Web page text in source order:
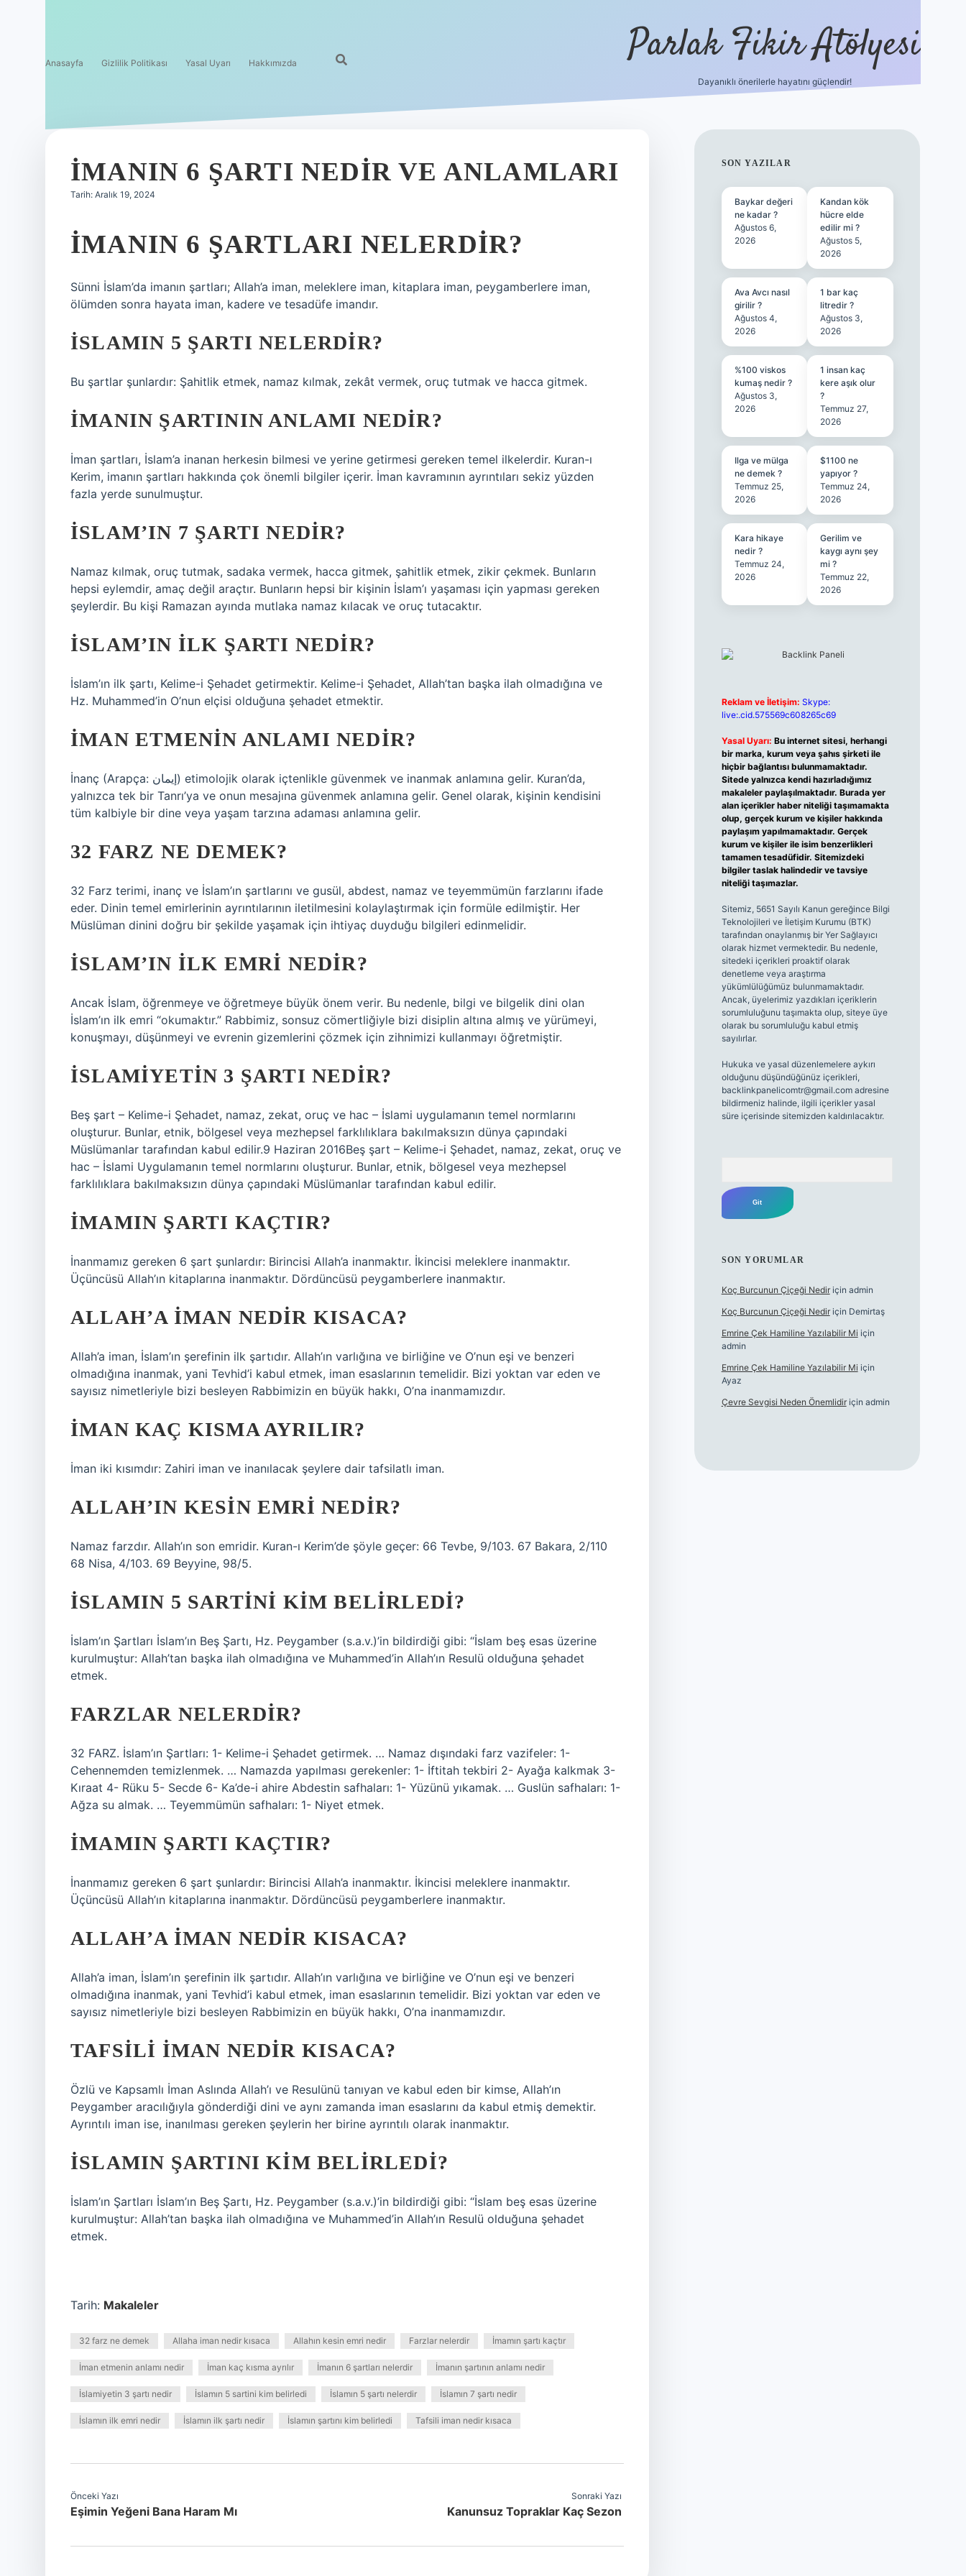
Anasayfa Gizlilik Politikası Yasal Uyarı Hakkımızda Parlak Fikir Atölyesi
Dayanıklı önerilerle hayatını güçlendir!
İMANIN 6 ŞARTI NEDIR VE ANLAMLARI
Tarih: Aralık 19, 2024
İMANIN 6 ŞARTLARI NELERDIR?
Sünni İslam’da imanın şartları; Allah’a iman, meleklere iman, kitaplara iman, peygamberlere iman,
ölümden sonra hayata iman, kadere ve tesadüfe imandır.
İSLAMIN 5 ŞARTI NELERDIR?
Bu şartlar şunlardır: Şahitlik etmek, namaz kılmak, zekât vermek, oruç tutmak ve hacca gitmek.
İMANIN ŞARTININ ANLAMI NEDIR?
İman şartları, İslam’a inanan herkesin bilmesi ve yerine getirmesi gereken temel ilkelerdir. Kuran-ı
Kerim, imanın şartları hakkında çok önemli bilgiler içerir. İman kavramının ayrıntıları sekiz yüzden
fazla yerde sunulmuştur.
İSLAM’IN 7 ŞARTI NEDIR?
Namaz kılmak, oruç tutmak, sadaka vermek, hacca gitmek, şahitlik etmek, zikir çekmek. Bunların
hepsi eylemdir, amaç değil araçtır. Bunların hepsi bir kişinin İslam’ı yaşaması için yapması gereken
şeylerdir. Bu kişi Ramazan ayında mutlaka namaz kılacak ve oruç tutacaktır.
İSLAM’IN ILK ŞARTI NEDIR?
İslam’ın ilk şartı, Kelime-i Şehadet getirmektir. Kelime-i Şehadet, Allah’tan başka ilah olmadığına ve
Hz. Muhammed’in O’nun elçisi olduğuna şehadet etmektir.
İMAN ETMENIN ANLAMI NEDIR?
İnanç (Arapça: إيمان) etimolojik olarak içtenlikle güvenmek ve inanmak anlamına gelir. Kuran’da,
yalnızca tek bir Tanrı’ya ve onun mesajına güvenmek anlamına gelir. Genel olarak, kişinin kendisini
tüm kalbiyle bir dine veya yaşam tarzına adaması anlamına gelir.
32 FARZ NE DEMEK?
32 Farz terimi, inanç ve İslam’ın şartlarını ve gusül, abdest, namaz ve teyemmümün farzlarını ifade
eder. Dinin temel emirlerinin ayrıntılarının iletilmesini kolaylaştırmak için formüle edilmiştir. Her
Müslüman dinini doğru bir şekilde yaşamak için ihtiyaç duyduğu bilgileri edinmelidir.
İSLAM’IN ILK EMRI NEDIR?
Ancak İslam, öğrenmeye ve öğretmeye büyük önem verir. Bu nedenle, bilgi ve bilgelik dini olan
İslam’ın ilk emri “okumaktır.” Rabbimiz, sonsuz cömertliğiyle bizi disiplin altına almış ve yürümeyi,
konuşmayı, düşünmeyi ve evrenin gizemlerini çözmek için zihnimizi kullanmayı öğretmiştir.
İSLAMIYETIN 3 ŞARTI NEDIR?
Beş şart – Kelime-i Şehadet, namaz, zekat, oruç ve hac – İslami uygulamanın temel normlarını
oluşturur. Bunlar, etnik, bölgesel veya mezhepsel farklılıklara bakılmaksızın dünya çapındaki
Müslümanlar tarafından kabul edilir.9 Haziran 2016Beş şart – Kelime-i Şehadet, namaz, zekat, oruç ve
hac – İslami Uygulamanın temel normlarını oluşturur. Bunlar, etnik, bölgesel veya mezhepsel
farklılıklara bakılmaksızın dünya çapındaki Müslümanlar tarafından kabul edilir.
İMAMIN ŞARTI KAÇTIR?
İnanmamız gereken 6 şart şunlardır: Birincisi Allah’a inanmaktır. İkincisi meleklere inanmaktır.
Üçüncüsü Allah’ın kitaplarına inanmaktır. Dördüncüsü peygamberlere inanmaktır.
ALLAH’A IMAN NEDIR KISACA?
Allah’a iman, İslam’ın şerefinin ilk şartıdır. Allah’ın varlığına ve birliğine ve O’nun eşi ve benzeri
olmadığına inanmak, yani Tevhid’i kabul etmek, iman esaslarının temelidir. Bizi yoktan var eden ve
sayısız nimetleriyle bizi besleyen Rabbimizin en büyük hakkı, O’na inanmamızdır.
İMAN KAÇ KISMA AYRILIR?
İman iki kısımdır: Zahiri iman ve inanılacak şeylere dair tafsilatlı iman.
ALLAH’IN KESIN EMRI NEDIR?
Namaz farzdır. Allah’ın son emridir. Kuran-ı Kerim’de şöyle geçer: 66 Tevbe, 9/103. 67 Bakara, 2/110
68 Nisa, 4/103. 69 Beyyine, 98/5.
İSLAMIN 5 SARTINI KIM BELIRLEDI?
İslam’ın Şartları İslam’ın Beş Şartı, Hz. Peygamber (s.a.v.)’in bildirdiği gibi: “İslam beş esas üzerine
kurulmuştur: Allah’tan başka ilah olmadığına ve Muhammed’in Allah’ın Resulü olduğuna şehadet
etmek.
FARZLAR NELERDIR?
32 FARZ. İslam’ın Şartları: 1- Kelime-i Şehadet getirmek. … Namaz dışındaki farz vazifeler: 1-
Cehennemden temizlenmek. … Namazda yapılması gerekenler: 1- İftitah tekbiri 2- Ayağa kalkmak 3-
Kıraat 4- Rüku 5- Secde 6- Ka’de-i ahire Abdestin safhaları: 1- Yüzünü yıkamak. … Guslün safhaları: 1-
Ağza su almak. … Teyemmümün safhaları: 1- Niyet etmek.
İMAMIN ŞARTI KAÇTIR?
İnanmamız gereken 6 şart şunlardır: Birincisi Allah’a inanmaktır. İkincisi meleklere inanmaktır.
Üçüncüsü Allah’ın kitaplarına inanmaktır. Dördüncüsü peygamberlere inanmaktır.
ALLAH’A IMAN NEDIR KISACA?
Allah’a iman, İslam’ın şerefinin ilk şartıdır. Allah’ın varlığına ve birliğine ve O’nun eşi ve benzeri
olmadığına inanmak, yani Tevhid’i kabul etmek, iman esaslarının temelidir. Bizi yoktan var eden ve
sayısız nimetleriyle bizi besleyen Rabbimizin en büyük hakkı, O’na inanmamızdır.
TAFSILI IMAN NEDIR KISACA?
Özlü ve Kapsamlı İman Aslında Allah’ı ve Resulünü tanıyan ve kabul eden bir kimse, Allah’ın
Peygamber aracılığıyla gönderdiği dini ve aynı zamanda iman esaslarını da kabul etmiş demektir.
Ayrıntılı iman ise, inanılması gereken şeylerin her birine ayrıntılı olarak inanmaktır.
İSLAMIN ŞARTINI KIM BELIRLEDI?
İslam’ın Şartları İslam’ın Beş Şartı, Hz. Peygamber (s.a.v.)’in bildirdiği gibi: “İslam beş esas üzerine
kurulmuştur: Allah’tan başka ilah olmadığına ve Muhammed’in Allah’ın Resulü olduğuna şehadet
etmek.
Tarih: Makaleler
32 farz ne demek Allaha iman nedir kısaca Allahın kesin emri nedir Farzlar nelerdir İmamın şartı kaçtır
İman etmenin anlamı nedir İman kaç kısma ayrılır İmanın 6 şartları nelerdir İmanın şartının anlamı nedir
İslamiyetin 3 şartı nedir İslamın 5 sartini kim belirledi İslamın 5 şartı nelerdir İslamın 7 şartı nedir
İslamın ilk emri nedir İslamın ilk şartı nedir İslamın şartını kim belirledi Tafsili iman nedir kısaca
Önceki Yazı
Eşimin Yeğeni Bana Haram Mı
Sonraki Yazı
Kanunsuz Topraklar Kaç Sezon
SIDEBAR
SON YAZILAR
Baykar değeri
ne kadar ?
Ağustos 6,
2026
Kandan kök
hücre elde
edilir mi ?
Ağustos 5,
2026
Ava Avcı nasıl
girilir ?
Ağustos 4,
2026
1 bar kaç
litredir ?
Ağustos 3,
2026
%100 viskos
kumaş nedir ?
Ağustos 3,
2026
1 insan kaç
kere aşık olur
?
Temmuz 27,
2026
Ilga ve mülga
ne demek ?
Temmuz 25,
2026
$1100 ne
yapıyor ?
Temmuz 24,
2026
Kara hikaye
nedir ?
Temmuz 24,
2026
Gerilim ve
kaygı aynı şey
mi ?
Temmuz 22,
2026
Reklam ve İletişim: Skype:
live:.cid.575569c608265c69
Yasal Uyarı: Bu internet sitesi, herhangi
bir marka, kurum veya şahıs şirketi ile
hiçbir bağlantısı bulunmamaktadır.
Sitede yalnızca kendi hazırladığımız
makaleler paylaşılmaktadır. Burada yer
alan içerikler haber niteliği taşımamakta
olup, gerçek kurum ve kişiler hakkında
paylaşım yapılmamaktadır. Gerçek
kurum ve kişiler ile isim benzerlikleri
tamamen tesadüfidir. Sitemizdeki
bilgiler taslak halindedir ve tavsiye
niteliği taşımazlar.
Sitemiz, 5651 Sayılı Kanun gereğince Bilgi
Teknolojileri ve İletişim Kurumu (BTK)
tarafından onaylanmış bir Yer Sağlayıcı
olarak hizmet vermektedir. Bu nedenle,
sitedeki içerikleri proaktif olarak
denetleme veya araştırma
yükümlülüğümüz bulunmamaktadır.
Ancak, üyelerimiz yazdıkları içeriklerin
sorumluluğunu taşımakta olup, siteye üye
olarak bu sorumluluğu kabul etmiş
sayılırlar.
Hukuka ve yasal düzenlemelere aykırı
olduğunu düşündüğünüz içerikleri,
backlinkpanelicomtr@gmail.comadresine
bildirmeniz halinde, ilgili içerikler yasal
süre içerisinde sitemizden kaldırılacaktır.
SON YORUMLAR
Koç Burcunun Çiçeği Nediriçin admin
Koç Burcunun Çiçeği Nediriçin Demirtaş
Emrine Çek Hamiline Yazılabilir Mi için
admin
Emrine Çek Hamiline Yazılabilir Mi için
Ayaz
Çevre Sevgisi Neden Önemlidiriçin admin
ilbet casino